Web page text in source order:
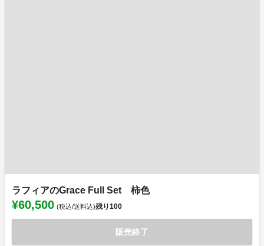
ラフィアのGrace Full Set 柿色
¥60,500 (税込/送料込)残り100
販売終了